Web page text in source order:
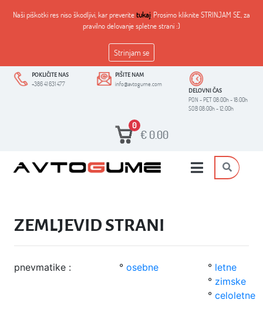
Naši piškotki res niso škodljivi, kar preveritetukaj. Prosimo kliknite STRINJAM SE, za
pravilno delovanje spletne strani :)
Strinjam se
POKLIČITE NAS
+386 41 631 477
PIŠITE NAM
info@avtogume.com
DELOVNI ČAS
PON - PET 08:00h - 18:00h
SOB 08:00h - 12:00h
0
€ 0.00
ZEMLJEVID STRANI
pnevmatike : ° osebne ° letne
° zimske
° celoletne